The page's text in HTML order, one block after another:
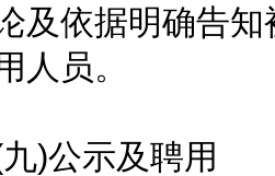
及依据明确告
人员。
公示及聘用